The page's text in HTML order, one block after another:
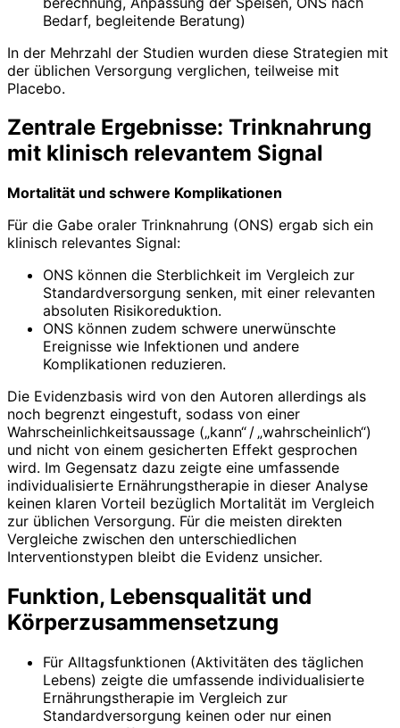
Bedarf, begleitende Beratung)
In der Mehrzahl der Studien wurden diese Strategien mit
der üblichen Versorgung verglichen, teilweise mit
Placebo.
Zentrale Ergebnisse: Trinknahrung
mit klinisch relevantem Signal
Mortalität und schwere Komplikationen
Für die Gabe oraler Trinknahrung (ONS) ergab sich ein
klinisch relevantes Signal:
ONS können die Sterblichkeit im Vergleich zur
Standardversorgung senken, mit einer relevanten
absoluten Risikoreduktion.
ONS können zudem schwere unerwünschte
Ereignisse wie Infektionen und andere
Komplikationen reduzieren.
Die Evidenzbasis wird von den Autoren allerdings als
noch begrenzt eingestuft, sodass von einer
Wahrscheinlichkeitsaussage („kann“ / „wahrscheinlich“)
und nicht von einem gesicherten Effekt gesprochen
wird. Im Gegensatz dazu zeigte eine umfassende
individualisierte Ernährungstherapie in dieser Analyse
keinen klaren Vorteil bezüglich Mortalität im Vergleich
zur üblichen Versorgung. Für die meisten direkten
Vergleiche zwischen den unterschiedlichen
Interventionstypen bleibt die Evidenz unsicher.
Funktion, Lebensqualität und
Körperzusammensetzung
Für Alltagsfunktionen (Aktivitäten des täglichen
Lebens) zeigte die umfassende individua­lisierte
Ernährungstherapie im Vergleich zur
Standardversorgung keinen oder nur einen